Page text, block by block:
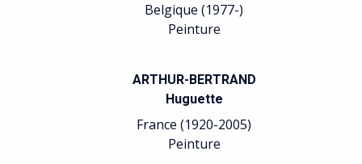
Belgique (1977-)
Peinture
ARTHUR-BERTRAND
Huguette
France (1920-2005)
Peinture